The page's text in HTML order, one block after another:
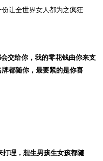
让全世界女人都为之疯狂
交给你，我的零花钱由你来支
都随你，最要紧的是你喜
打理，想生男孩生女孩都随